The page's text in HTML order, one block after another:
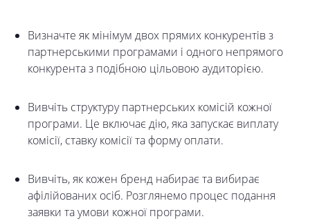
Визначте як мінімум двох прямих конкурентів з
партнерськими програмами і одного непрямого
конкурента з подібною цільовою аудиторією.
Вивчіть структуру партнерських комісій кожної
програми. Це включає дію, яка запускає виплату
комісії, ставку комісії та форму оплати.
Вивчіть, як кожен бренд набирає та вибирає
афілійованих осіб. Розглянемо процес подання
заявки та умови кожної програми.